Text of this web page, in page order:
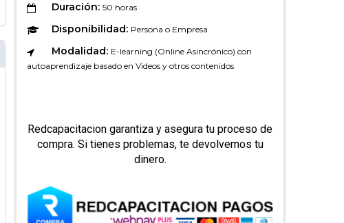
Duración: 50 horas
Disponibilidad: Persona o Empresa
Modalidad: E-learning (Online Asincrónico) con
autoaprendizaje basado en Videos y otros contenidos
Redcapacitacion garantiza y asegura tu proceso de
compra. Si tienes problemas, te devolvemos tu
dinero.